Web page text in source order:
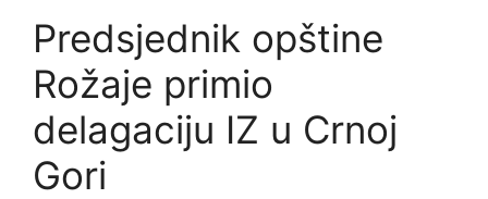
Predsjednik opštine
Rožaje primio
delagaciju IZ u Crnoj
Gori